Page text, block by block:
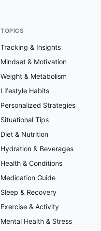
TOPICS
Tracking & Insights
Mindset & Motivation
Weight & Metabolism
Lifestyle Habits
Personalized Strategies
Situational Tips
Diet & Nutrition
Hydration & Beverages
Health & Conditions
Medication Guide
Sleep & Recovery
Exercise & Activity
Mental Health & Stress